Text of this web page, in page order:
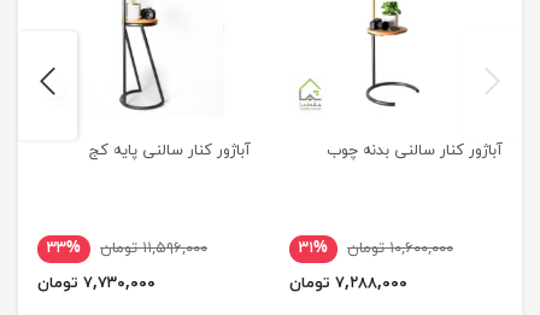
آباژور کنار سالنی بدنه چوب
۱۰,۶۰۰,۰۰۰ تومان
۳۱%
۷,۲۸۸,۰۰۰ تومان
آباژور کنار سالنی پایه کج
۱۱,۵۹۶,۰۰۰ تومان
۳۳%
۷,۷۳۰,۰۰۰ تومان
previus